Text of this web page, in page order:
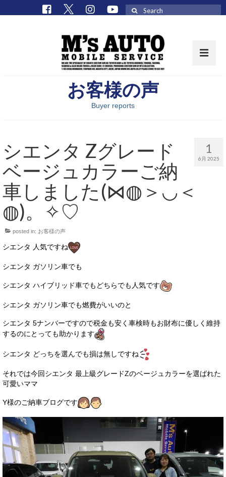
取扱車種一覧
M’sCollectionパーツ一覧
エムズオート
M’sCollection
エムズオートとは
サービス・保証
買取のご案内
会社概要
トップメッセージ
スタッフ紹介
ブログ
イベント
ニュース
スタッフブログ
お客様の声
お客様の声
Buyer reports
1
6月 2025
シエンタ Zグレード
ベージュカラーご納
車しました(⋈◍＞◡＜
◍)。✧♡
posted in: お客様の声
シエンタ 人気ですね
シエンタ ガソリン車でも
シエンタ ハイブリッド車でもどちらでも人気です
シエンタ ガソリン車でも燃費がいいのと
シエンタ 5ナンバーですので税金も安く車検時もお財布に優しく維持
するのにとっても助かります
シエンタ どっちを選んでも損は無しですね
それでは今回シエンタ 最上級グレードZのベージュカラーを選ばれた
可愛いママ
Y様のご納車ブログです